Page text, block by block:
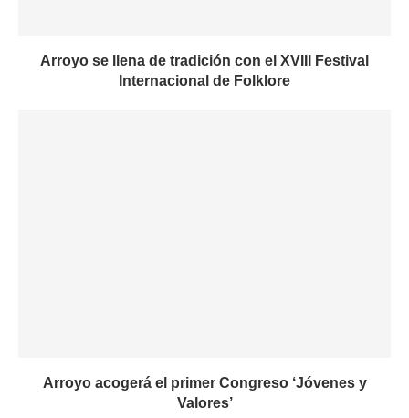
Arroyo se llena de tradición con el XVIII Festival
Internacional de Folklore
Arroyo acogerá el primer Congreso ‘Jóvenes y
Valores’